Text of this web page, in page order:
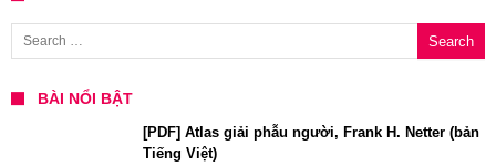
Search for:
BÀI NỔI BẬT
[PDF] Atlas giải phẫu người, Frank H. Netter (bản
Tiếng Việt)